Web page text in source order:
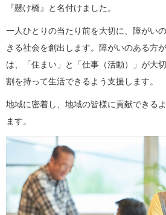
『懸け橋』と名付けました。
一人ひとりの当たり前を大切に、障がい
きる社会を創出します。障がいのある方
は、「住まい」と「仕事（活動）」が大
割を持って生活できるよう支援します。
地域に密着し、地域の皆様に貢献できる
ます。